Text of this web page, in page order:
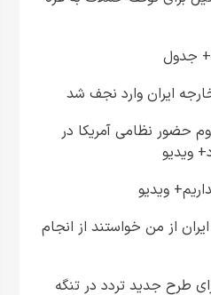
ایران وارد نجف شد
حضور نظامی آمریکا در
ویدیو
ویدیو
از من خواستند از انجام
طرح جدید تردد در تنگه